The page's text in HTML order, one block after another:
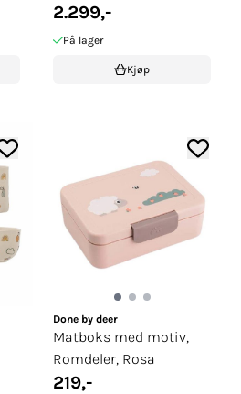
2.299,-
På lager
Kjøp
Done by deer
Matboks med motiv,
Romdeler, Rosa
219,-